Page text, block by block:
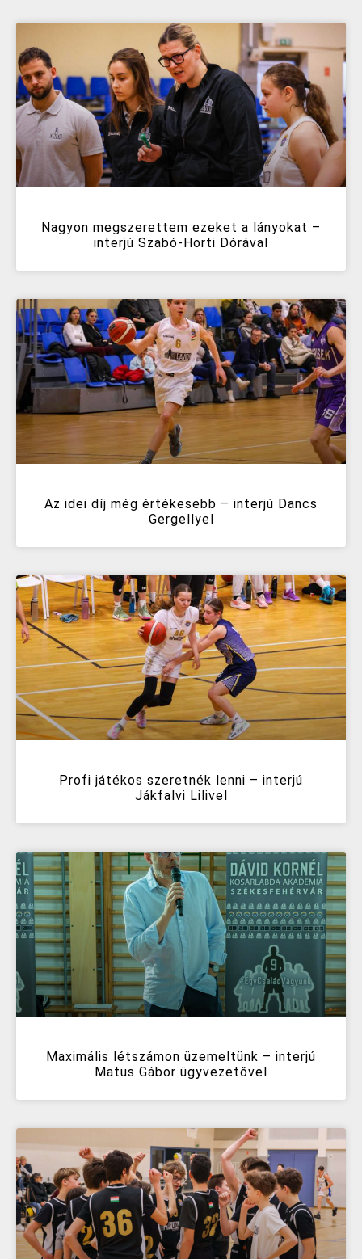
Nagyon megszerettem ezeket a lányokat –
interjú Szabó-Horti Dórával
Az idei díj még értékesebb – interjú Dancs
Gergellyel
Profi játékos szeretnék lenni – interjú
Jákfalvi Lilivel
Maximális létszámon üzemeltünk – interjú
Matus Gábor ügyvezetővel